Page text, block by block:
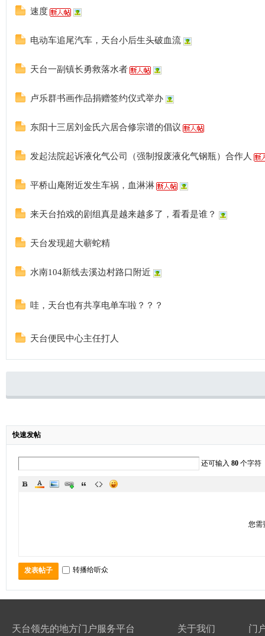
速度
电动车追尾汽车，天台小后生头破血流
天台一副镇长勇救落水者
卢乐群书画作品捐赠签约仪式举办
东阳十三居刘金氏六居合修宗谱的倡议
发起法院起诉液化气公司（强制报废液化气钢瓶）合作人
平桥山庵附近发生车祸，血淋淋
来天台拍戏的剧组真是越来越多了，看看是谁？
天台发现超大蕲蛇精
水南104新线去溪边村路口附近
哇，天台也有共享电单车啦？？？
天台便民中心主任打人
快速发帖
还可输入 80 个字符
您需
发表帖子 转播给听众
天台领先的地方门户服务平台 关于我们 门